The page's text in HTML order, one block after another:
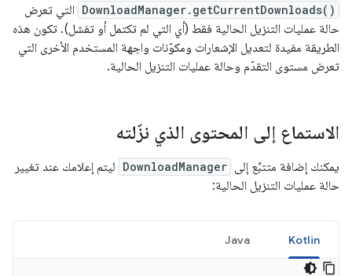
DownloadManager.getCurrentDownloads() التي تعرض
حالة عمليات التنزيل الحالية فقط (أي التي لم تكتمل أو تفشل). تكون هذه
الطريقة مفيدة لتعديل الإشعارات ومكوّنات واجهة المستخدم الأخرى التي
تعرض مستوى التقدّم وحالة عمليات التنزيل الحالية.
الاستماع إلى المحتوى الذي نزّلته
يمكنك إضافة متتبِّع إلى DownloadManager ليتم إعلامك عند تغيير
حالة عمليات التنزيل الحالية:
Kotlin
Java